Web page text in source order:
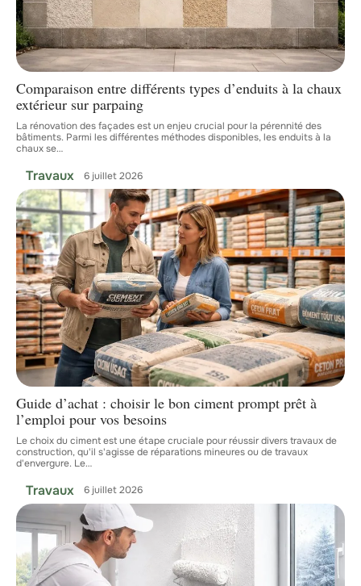
Comparaison entre différents types d’enduits à la chaux
extérieur sur parpaing
La rénovation des façades est un enjeu crucial pour la pérennité des
bâtiments. Parmi les différentes méthodes disponibles, les enduits à la
chaux se…
Travaux 6 juillet 2026
Guide d’achat : choisir le bon ciment prompt prêt à
l’emploi pour vos besoins
Le choix du ciment est une étape cruciale pour réussir divers travaux de
construction, qu'il s'agisse de réparations mineures ou de travaux
d'envergure. Le…
Travaux 6 juillet 2026